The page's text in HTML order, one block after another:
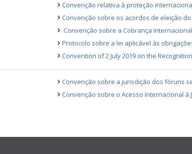
Convenção relativa à proteção
Convenção sobre os acordos de eleição
Convenção sobre a Cobrança
Protocolo sobre a lei aplicável às
Convention of 2 July 2019 on the
Convenção sobre a jurisdição dos fóruns
Convenção sobre o Acesso Internacional à